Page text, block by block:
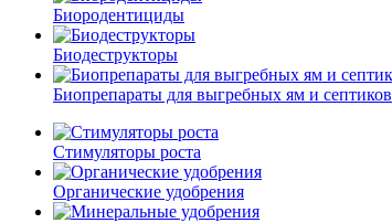
Биородентициды
Биодеструкторы
Биопрепараты для выгребных ям и септиков
Стимуляторы роста
Органические удобрения